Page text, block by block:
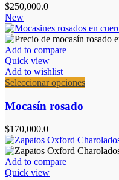
opciones
se
la
página
$250,000.0
New
Add to compare
Quick view
Add to wishlist
Seleccionar opcionesEste
Las
opciones
Mocasín rosado
$170,000.0
Add to compare
Quick view